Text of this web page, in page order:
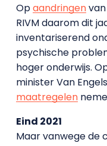
Opaandringenvan
RIVM daarom dit
inventariserend
psychische
hoger onderwijs.
minister Van
maatregelen
Eind 2021
Maar vanwege de